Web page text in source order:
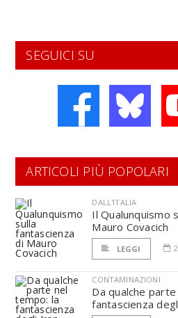
SEGUICI SU
ARTICOLI PIÙ POPOLARI
DALL'ITALIA
Il Qualunquismo
Mauro Covacich
LEGGI
CONTAMINAZIONI
Da qualche
fantascienza